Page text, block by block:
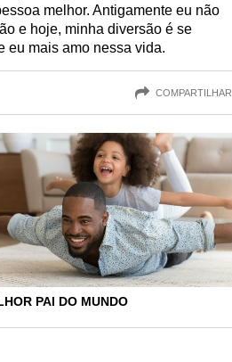
melhor. Antigamente eu não
e hoje, minha diversão é se
eu mais amo nessa vida.
COMPARTILHAR
PAI DO MUNDO